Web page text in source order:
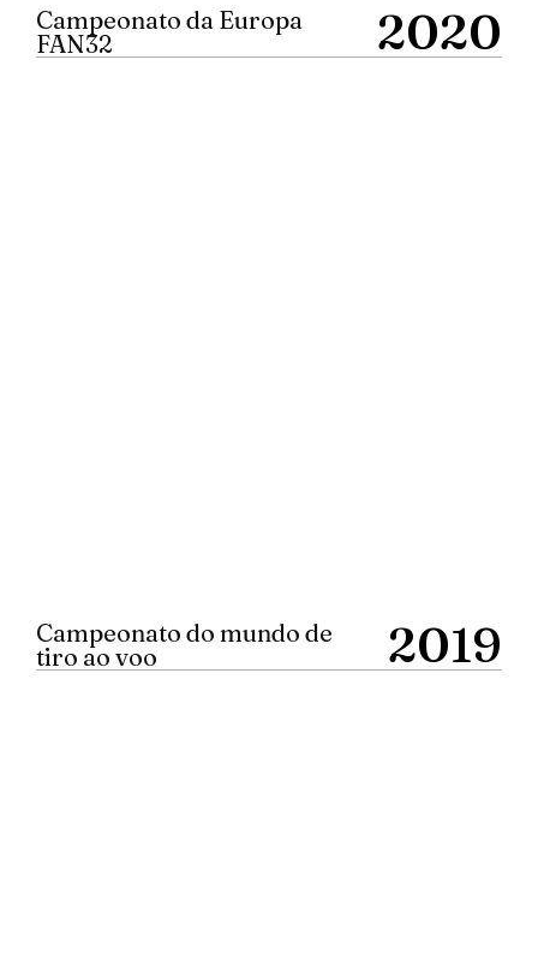
Campeonato da Europa
FAN32
2020
Campeonato do mundo de
tiro ao voo
2019